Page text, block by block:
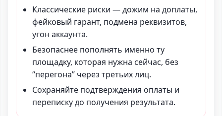
Классические риски — дожим на доплаты,
фейковый гарант, подмена реквизитов,
угон аккаунта.
Безопаснее пополнять именно ту
площадку, которая нужна сейчас, без
“перегона” через третьих лиц.
Сохраняйте подтверждения оплаты и
переписку до получения результата.